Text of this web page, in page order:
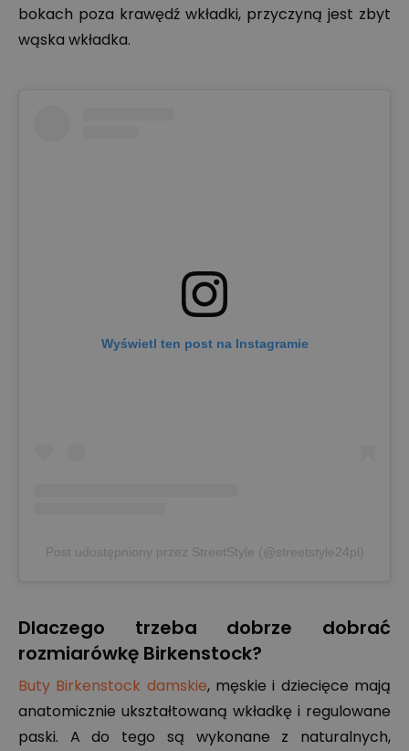
bokach poza krawędź wkładki, przyczyną jest zbyt
wąska wkładka.
Wyświetl ten post na Instagramie
Post udostępniony przez StreetStyle (@streetstyle24pl)
Dlaczego trzeba dobrze dobrać
rozmiarówkę Birkenstock?
Buty Birkenstock damskie, męskie i dziecięce mają
anatomicznie ukształtowaną wkładkę i regulowane
paski. A do tego są wykonane z naturalnych,